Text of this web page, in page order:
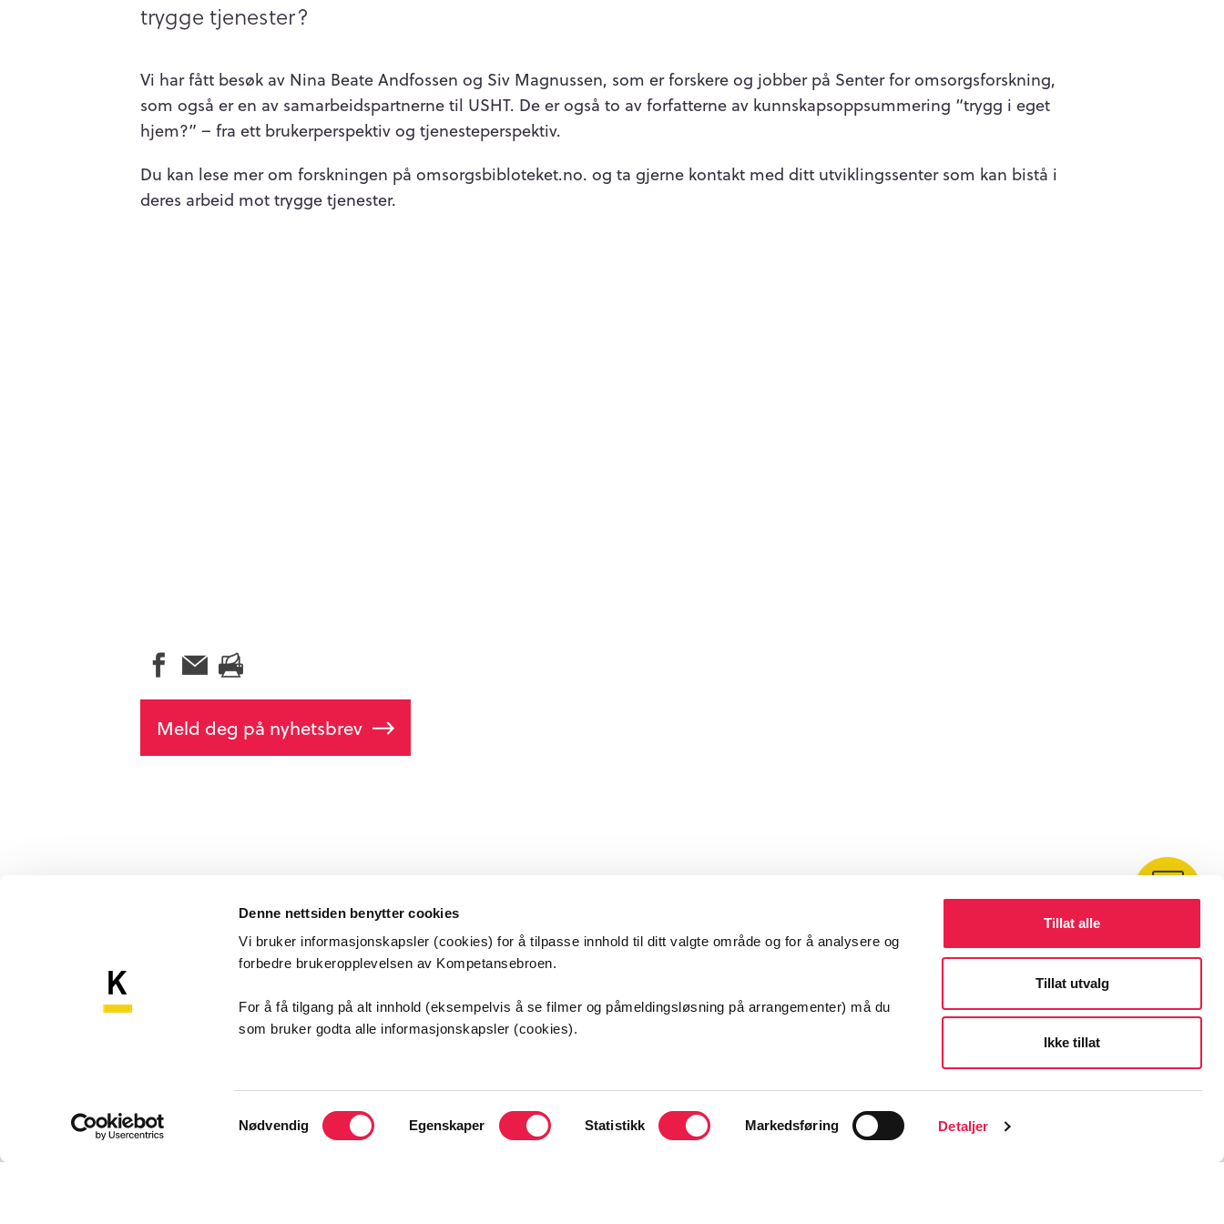
Denne nettsiden benytter cookies
Vi bruker informasjonskapsler (cookies) for å tilpasse innhold til ditt valgte område og for å analysere og
forbedre brukeropplevelsen av Kompetansebroen.
For å få tilgang på alt innhold (eksempelvis å se filmer og påmeldingsløsning på arrangementer) må du
som bruker godta alle informasjonskapsler (cookies).
Samtykkevalg
Nødvendig Egenskaper Statistikk Markedsføring Detaljer
Tillat alle
Tillat utvalg
Ikke tillat
trygge tjenester?
Vi har fått besøk av Nina Beate Andfossen og Siv Magnussen, som er forskere og jobber på Senter for omsorgsforskning,
som også er en av samarbeidspartnerne til USHT. De er også to av forfatterne av kunnskapsoppsummering “trygg i eget
hjem?” – fra ett brukerperspektiv og tjenesteperspektiv.
Du kan lese mer om forskningen på omsorgsbibloteket.no. og ta gjerne kontakt med ditt utviklingssenter som kan bistå i
deres arbeid mot trygge tjenester.
Meld deg på nyhetsbrev
Kompetansebroen Kompetansebroen
Akershus universitetssykehus HF
1478 Nordbyhagen
Kontakt